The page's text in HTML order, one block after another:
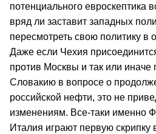
потенциального евроскептика
вряд ли заставит западных
пересмотреть свою политику в
Даже если Чехия
против Москвы и так или
Словакию в вопросе о
российской нефти, это не
изменениям. Все-таки именно
Италия играют первую